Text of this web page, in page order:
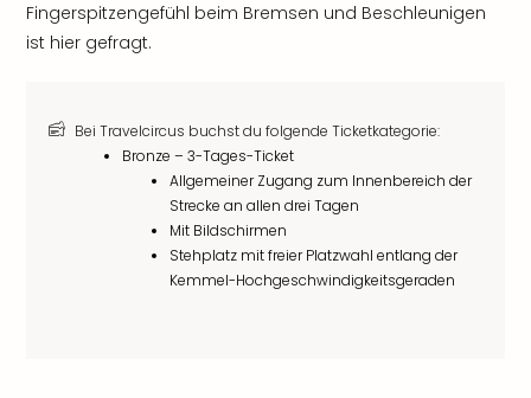
Fingerspitzengefühl beim Bremsen und Beschleunigen
ist hier gefragt.
Bei Travelcircus buchst du folgende Ticketkategorie:
Bronze – 3-Tages-Ticket
Allgemeiner Zugang zum Innenbereich der
Strecke an allen drei Tagen
Mit Bildschirmen
Stehplatz mit freier Platzwahl entlang der
Kemmel-Hochgeschwindigkeitsgeraden